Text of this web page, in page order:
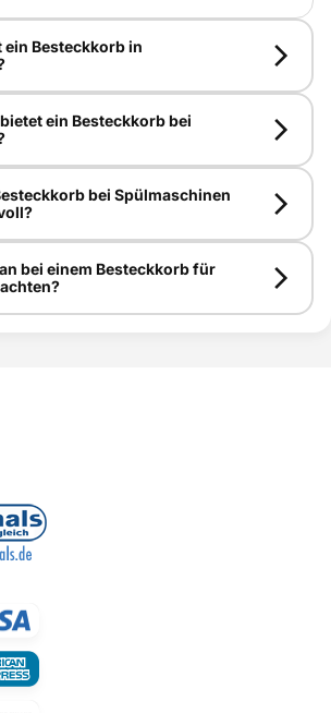
Besteckkorb in
ein Besteckkorb bei
bei Spülmaschinen
bei einem Besteckkorb für